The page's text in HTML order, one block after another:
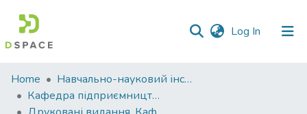
Log In (current)
Communities
&
Collections
Home
Навчально-науковий інститут економіки, управління, права та інформаційних технологій
Кафедра підприємництва і права